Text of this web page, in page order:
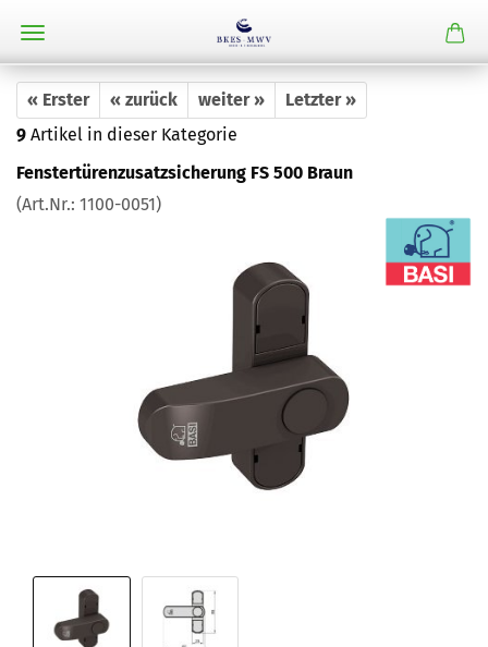
« Erster « zurück weiter »
Letzter »
9 Artikel in dieser Kategorie
Fenstertürenzusatzsicherung FS 500 Braun
(Art.Nr.: 1100-0051)